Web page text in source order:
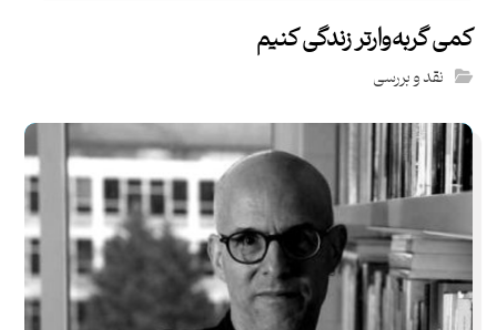
کمی گربه‌وارتر زندگی کنیم
نقد و بررسی